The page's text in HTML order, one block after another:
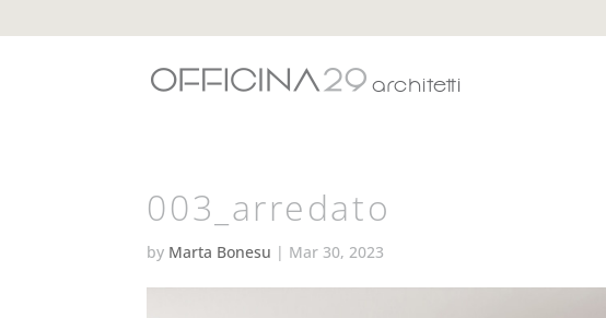
003_arredato
by Marta Bonesu | Mar 30, 2023